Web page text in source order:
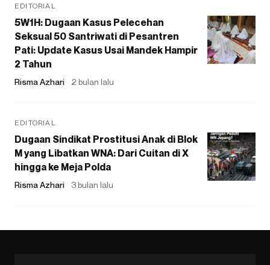
EDITORIAL
5W1H: Dugaan Kasus Pelecehan
Seksual 50 Santriwati di Pesantren
Pati: Update Kasus Usai Mandek Hampir
2 Tahun
Risma Azhari 2 bulan lalu
EDITORIAL
Dugaan Sindikat Prostitusi Anak di Blok
M yang Libatkan WNA: Dari Cuitan di X
hingga ke Meja Polda
Risma Azhari 3 bulan lalu